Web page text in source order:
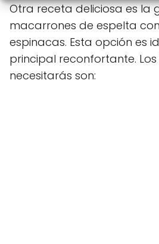
Otra receta deliciosa es la
macarrones de espelta
espinacas. Esta opción es
principal reconfortante.
necesitarás son: